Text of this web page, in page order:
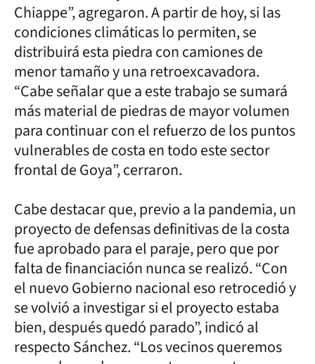
Chiappe”, agregaron. A partir de hoy, si las
condiciones climáticas lo permiten, se
distribuirá esta piedra con camiones de
menor tamaño y una retroexcavadora.
“Cabe señalar que a este trabajo se sumará
más material de piedras de mayor volumen
para continuar con el refuerzo de los puntos
vulnerables de costa en todo este sector
frontal de Goya”, cerraron.
Cabe destacar que, previo a la pandemia, un
proyecto de defensas definitivas de la costa
fue aprobado para el paraje, pero que por
falta de financiación nunca se realizó. “Con
el nuevo Gobierno nacional eso retrocedió y
se volvió a investigar si el proyecto estaba
bien, después quedó parado”, indicó al
respecto Sánchez. “Los vecinos queremos